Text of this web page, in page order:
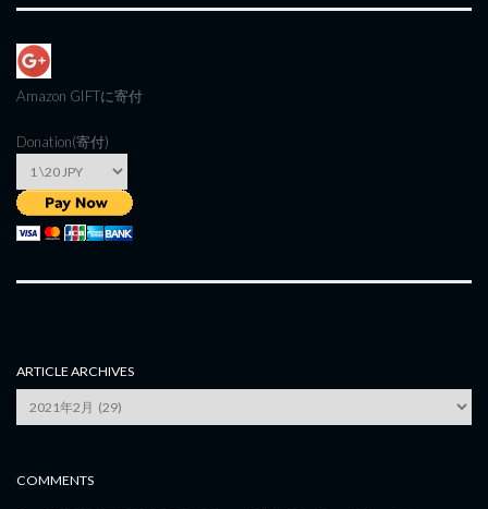
Amazon GIFTに寄付
Donation(寄付)
ARTICLE ARCHIVES
Archives
COMMENTS